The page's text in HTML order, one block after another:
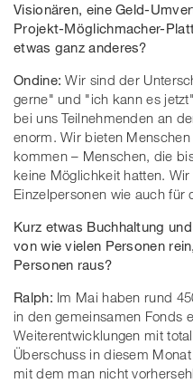
Visionären, eine Geld-
Projekt-Möglichmacher-
etwas ganz anderes?
Ondine: Wir sind der
gerne" und "ich kann es
bei uns Teilnehmenden an
enorm. Wir bieten
kommen – Menschen, die
keine Möglichkeit hatten.
Einzelpersonen wie auch für
Kurz etwas Buchhaltung
von wie vielen Personen
Personen raus?
Ralph: Im Mai haben rund
in den gemeinsamen Fonds
Weiterentwicklungen mit
Überschuss in diesem
mit dem man nicht